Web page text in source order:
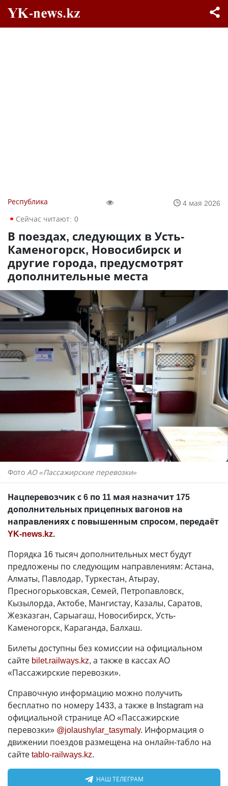
Республика
4 мая 2026
Сейчас читают: 0
В поездах, следующих в Усть-
Каменогорск, Новосибирск и
другие города, предусмотрят
дополнительные места
Фото АО «Пассажирские перевозки»
Нацперевозчик с 6 по 11 мая назначит 175
дополнительных прицепных вагонов на
направлениях с повышенным спросом, передаёт
YK-news.kz.
Порядка 16 тысяч дополнительных мест будут
предложены по следующим направлениям: Астана,
Алматы, Павлодар, Туркестан, Атырау,
Пресногорьковская, Семей, Петропавловск,
Кызылорда, Актобе, Мангистау, Казалы, Саратов,
Жезказган, Сарыагаш, Новосибирск, Усть-
Каменогорск, Караганда, Балхаш.
Билеты доступны без комиссии на официальном
сайте bilet.railways.kz, а также в кассах АО
«Пассажирские перевозки».
Справочную информацию можно получить
бесплатно по номеру 1433, а также в Instagram на
официальной странице АО «Пассажирские
перевозки» @jolaushylar_tasymaly. Информация о
движении поездов размещена на онлайн-табло на
сайтеtablo-railways.kz.
НАШ ТЕЛЕГРАМ